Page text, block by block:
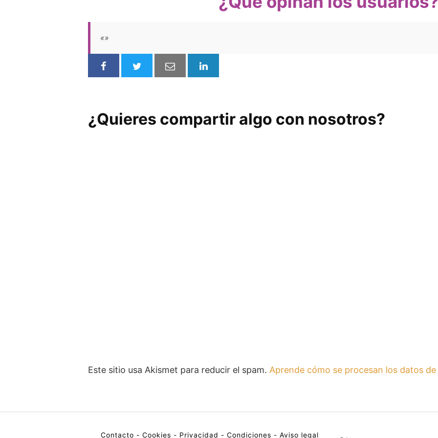
«»
¿Quieres compartir algo con nosotros?
Este sitio usa Akismet para reducir el spam. Aprende cómo se procesan los datos
Contacto - Cookies - Privacidad - Condiciones - Aviso legal